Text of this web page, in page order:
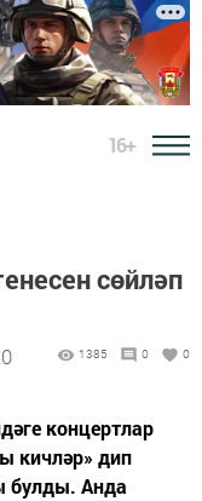
16+
сөйләп
1385 0 0
концертлар
кичләр» дип
булды. Анда